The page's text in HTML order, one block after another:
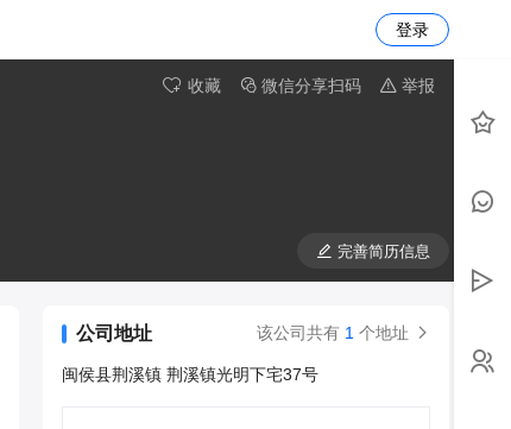
登录
收藏 微信分享扫码 举报
完善简历信息
公司地址 该公司共有 1 个地址
闽侯县荆溪镇 荆溪镇光明下宅37号